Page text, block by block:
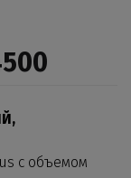
с объемом